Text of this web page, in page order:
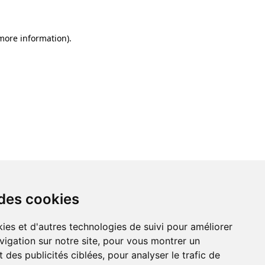
cookies
et d'autres technologies de suivi pour améliorer
sur notre site, pour vous montrer un
des publicités ciblées, pour analyser le trafic de
information).